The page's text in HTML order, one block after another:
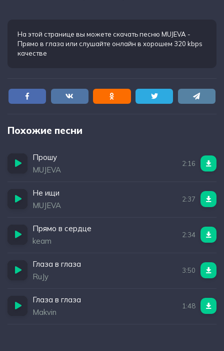
На этой странице вы можете скачать песню MUJEVA -
Прямо в глаза или слушайте онлайн в хорошем 320 kbps
качестве
Похожие песни
Прошу
MUJEVA
2:16
Не ищи
MUJEVA
2:37
Прямо в сердце
keam
2:34
Глаза в глаза
RuJy
3:50
Глаза в глаза
Makvin
1:48